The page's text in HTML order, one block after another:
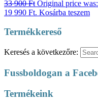
33 900Ft Original price
19 990 Ft. Kosárba teszem
Termékkereső
Keresés a következőre:
Fussboldogan a
Termékeink